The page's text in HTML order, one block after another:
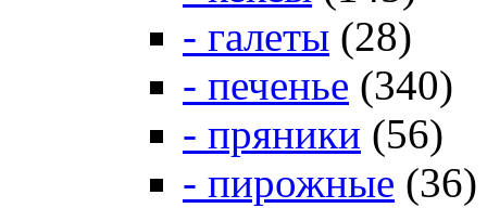
- галеты (28)
- печенье (340)
- пряники (56)
- пирожные (36)